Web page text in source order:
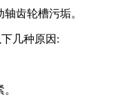
齿轮槽污垢。
几种原因: